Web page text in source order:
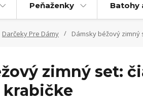
Peňaženky Batohy
Darčeky Pre Dámy Dámsky béžový
zimný set: